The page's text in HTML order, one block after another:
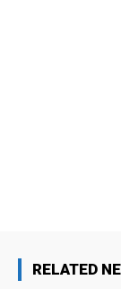
RELATED